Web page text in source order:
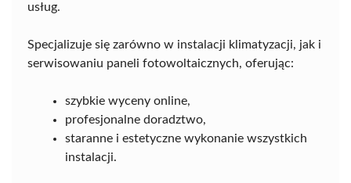
usług.
Specjalizuje się zarówno w instalacji klimatyzacji, jak i
serwisowaniu paneli fotowoltaicznych, oferując:
szybkie wyceny online,
profesjonalne doradztwo,
staranne i estetyczne wykonanie wszystkich
instalacji.